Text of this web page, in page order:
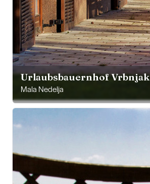
Urlaubsbauernhof Vrbnjak
Mala Nedelja